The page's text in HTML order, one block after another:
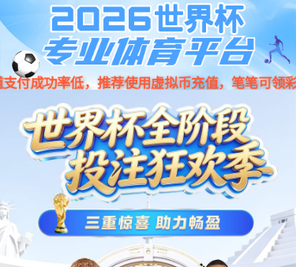
新
公
京东 小程序 天猫
产品中心
智能/科技/创新
产品中心
智能机器人 智能办公 智能穿戴 智能教育